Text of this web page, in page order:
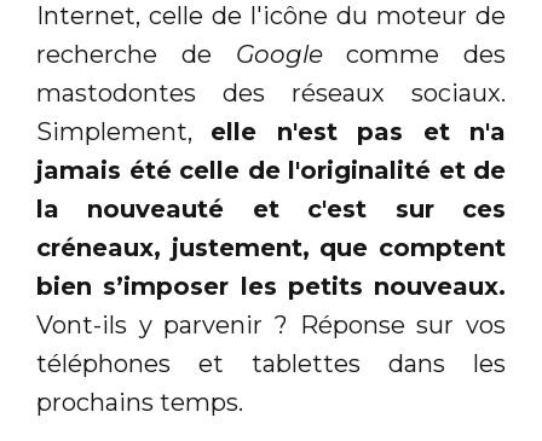
Internet, celle de l'icône du moteur de
recherche de Googlecomme des
mastodontes des réseaux sociaux.
Simplement, elle n'est pas et n'a
jamais été celle de l'originalité et de
la nouveauté et c'est sur ces
créneaux, justement, que comptent
bien s’imposer les petits nouveaux.
Vont-ils y parvenir ? Réponse sur vos
téléphones et tablettes dans les
prochains temps.